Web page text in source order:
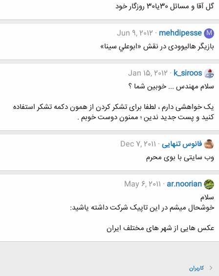
گل آقا و مسائل 30یا30 روزگار خود‎
M
mehdipesse
Jun 9, 2012
بازیگر هالیوودی در نقش «ابوعلي سينا»
k_siroos
Jan 15, 2012
سلام مهندس ... خوبین شما ؟
یک خواهشی دارم ، لطفا برای تشکر کردن از همون دکمه تشکر استفاده
کنید و پست جدید ندین ؛ ممنون دوست خوبم .
فانوس تنهایی Dec 7, 2011
وب سایتی با بوی محرم
ar.noorian
May 6, 2011
سلام
خوشحال میشم در این تاپیک شرکت داشته یاشید:
عکس هایی از شهر های مختلف ایران
کاربران